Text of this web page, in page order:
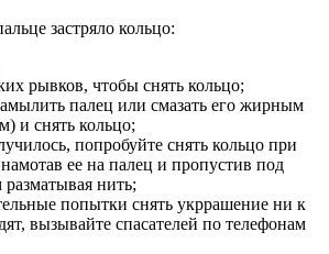
застряло кольцо:
рывков, чтобы снять кольцо;
палец или смазать его жирным
и снять кольцо;
попробуйте снять кольцо при
ее на палец и пропустив под
разматывая нить;
попытки снять укррашение ни к
вызывайте спасателей по телефонам